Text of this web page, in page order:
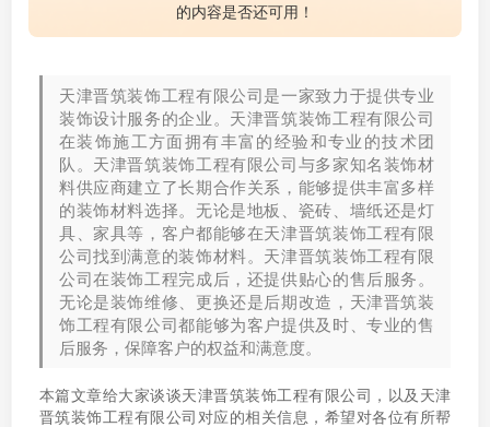
的内容是否还可用！
天津晋筑装饰工程有限公司是一家致力于提供专业
装饰设计服务的企业。天津晋筑装饰工程有限公司
在装饰施工方面拥有丰富的经验和专业的技术团
队。天津晋筑装饰工程有限公司与多家知名装饰材
料供应商建立了长期合作关系，能够提供丰富多样
的装饰材料选择。无论是地板、瓷砖、墙纸还是灯
具、家具等，客户都能够在天津晋筑装饰工程有限
公司找到满意的装饰材料。天津晋筑装饰工程有限
公司在装饰工程完成后，还提供贴心的售后服务。
无论是装饰维修、更换还是后期改造，天津晋筑装
饰工程有限公司都能够为客户提供及时、专业的售
后服务，保障客户的权益和满意度。
本篇文章给大家谈谈天津晋筑装饰工程有限公司，以及天津
晋筑装饰工程有限公司对应的相关信息，希望对各位有所帮